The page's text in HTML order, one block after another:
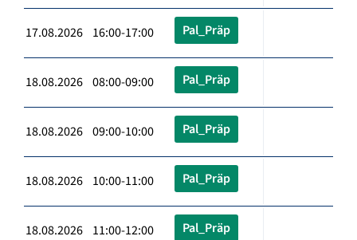
17.08.2026 16:00-17:00 Pal_Präp
18.08.2026 08:00-09:00 Pal_Präp
18.08.2026 09:00-10:00 Pal_Präp
18.08.2026 10:00-11:00 Pal_Präp
18.08.2026 11:00-12:00 Pal_Präp